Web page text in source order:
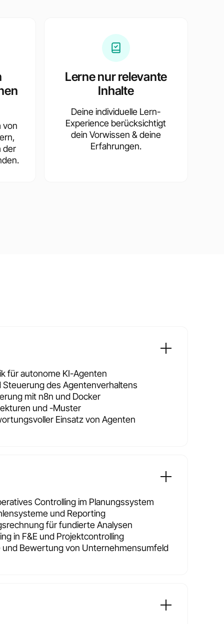
von
der
Lerne nur relevante
Inhalte
Deine individuelle Lern-
Experience berücksichtigt
dein Vorwissen & deine
Erfahrungen.
für autonome KI-Agenten
des Agentenverhaltens
mit n8n und Docker
und -Muster
Einsatz von Agenten
Controlling im Planungssystem
und Reporting
für fundierte Analysen
in F&E und Projektcontrolling
und Bewertung von Unternehmensumfeld